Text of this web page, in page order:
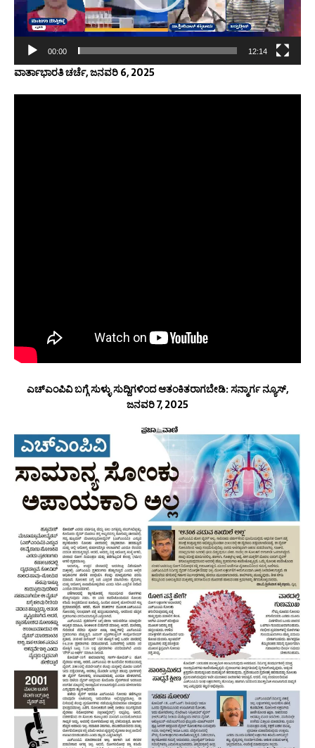
00:00 12:14
ವಾರ್ತಾಭಾರತಿ ಚರ್ಚೆ, ಜನವರಿ 6, 2025
ಎಚ್‌ಎಂಪಿವಿ ಬಗ್ಗೆ ಸುಳ್ಳು ಸುದ್ದಿಗಳಿಂದ ಆತಂಕಿತರಾಗಬೇಡಿ: ಸನ್ಮಾರ್ಗ ನ್ಯೂಸ್,
ಜನವರಿ 7, 2025